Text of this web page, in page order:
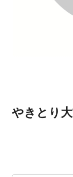
やきとり